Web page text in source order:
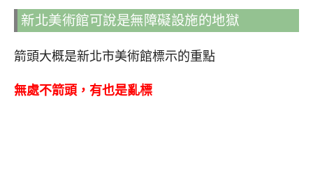
新北美術館可說是無障礙設施的地獄
箭頭大概是新北市美術館標示的重點
無處不箭頭，有也是亂標